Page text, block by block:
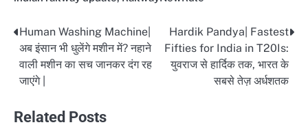
Post
navigation
Human Washing Machine|
अब इंसान भी धुलेंगे मशीन में? नहाने
वाली मशीन का सच जानकर दंग रह
जाएंगे |
Hardik Pandya| Fastest
Fifties for India in T20Is:
युवराज से हार्दिक तक, भारत के
सबसे तेज़ अर्धशतक
Related Posts